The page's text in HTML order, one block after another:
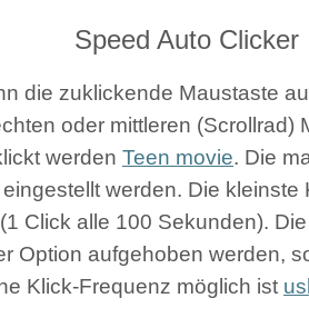
die zuklickende Maustaste
oder mittleren (Scrollrad)
werden Teen movie. Die
werden. Die kleinste
Click alle 100 Sekunden).
Option aufgehoben werden,
Klick-Frequenz möglich ist